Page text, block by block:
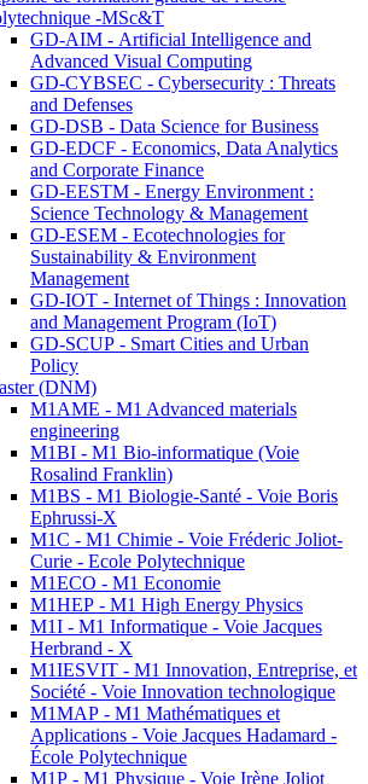
-MSc&T
GD-AIM - Artificial Intelligence and
Advanced Visual Computing
GD-CYBSEC - Cybersecurity : Threats
and Defenses
GD-DSB - Data Science for Business
GD-EDCF - Economics, Data Analytics
and Corporate Finance
GD-EESTM - Energy Environment :
Science Technology & Management
GD-ESEM - Ecotechnologies for
Sustainability & Environment
Management
GD-IOT - Internet of Things : Innovation
and Management Program (IoT)
GD-SCUP - Smart Cities and Urban
Policy
(DNM)
M1AME - M1 Advanced materials
engineering
M1BI - M1 Bio-informatique (Voie
Rosalind Franklin)
M1BS - M1 Biologie-Santé - Voie Boris
Ephrussi-X
M1C - M1 Chimie - Voie Fréderic Joliot-
Curie - Ecole Polytechnique
M1ECO - M1 Economie
M1HEP - M1 High Energy Physics
M1I - M1 Informatique - Voie Jacques
Herbrand - X
M1IESVIT - M1 Innovation, Entreprise, et
Société - Voie Innovation technologique
M1MAP - M1 Mathématiques et
Applications - Voie Jacques Hadamard -
École Polytechnique
M1P - M1 Physique - Voie Irène Joliot